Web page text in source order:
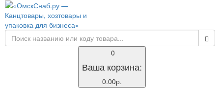
0
Ваша корзина:
0.00р.